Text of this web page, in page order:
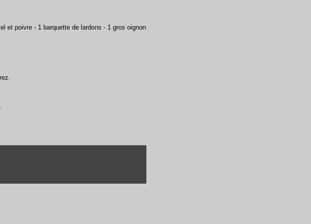
et poivre - 1 barquette de lardons - 1 gros oignon